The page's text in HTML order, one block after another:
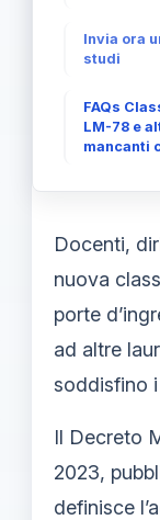
Invia ora
studi
FAQs
LM-78 e
mancanti
Docenti,
nuova
porte
ad altre
soddisfino
Il Decreto
2023,
definisce